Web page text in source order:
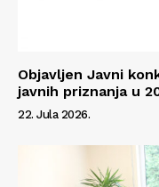
Objavljen Javni
javnih priznanja u
22. Jula 2026.